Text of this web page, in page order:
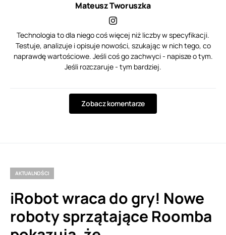
Mateusz Tworuszka
Technologia to dla niego coś więcej niż liczby w specyfikacji.
Testuje, analizuje i opisuje nowości, szukając w nich tego, co
naprawdę wartościowe. Jeśli coś go zachwyci - napisze o tym.
Jeśli rozczaruje - tym bardziej.
Zobacz komentarze
AKTUALNOŚCI
iRobot wraca do gry! Nowe
roboty sprzątające Roomba